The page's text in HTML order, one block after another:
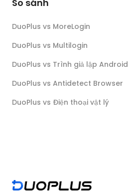
So sánh
DuoPlus vs MoreLogin
DuoPlus vs Multilogin
DuoPlus vs Trình giả lập Android
DuoPlus vs Antidetect Browser
DuoPlus vs Điện thoại vật lý